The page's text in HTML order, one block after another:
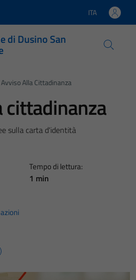
Lingua attiva:
ITA
di Dusino San
Avviso Alla Cittadinanza
cittadinanza
sulla carta d'identità
Tempo di lettura:
1 min